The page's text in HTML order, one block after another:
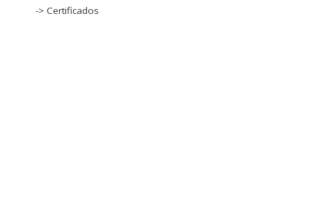
-> Certificados